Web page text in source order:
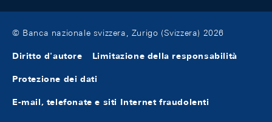
© Banca nazionale svizzera, Zurigo (Svizzera) 2026
Diritto d'autore Limitazione della responsabilità
Protezione dei dati
E-mail, telefonate e siti Internet fraudolenti